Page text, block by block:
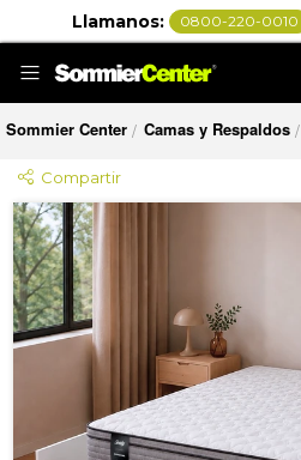
Llamanos: 0800-220-0010
Sommier Center / Camas y Respaldos /
Compartir
Saltar
al
final
de
la
galería
de